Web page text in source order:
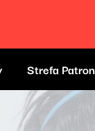
Strefa